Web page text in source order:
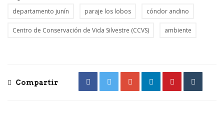
departamento junín paraje los lobos cóndor andino
Centro de Conservación de Vida Silvestre (CCVS) ambiente
Compartir